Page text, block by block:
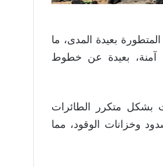
بعيدة المدى، ما
آمنة، بعيدة عن خطوط
متكرر الطائرات
وخزانات الوقود، مما